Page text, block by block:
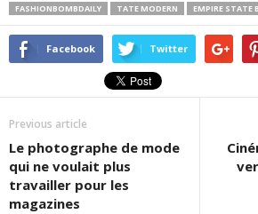
FASHIONBOMBDAILY
TATE MODERN EMPIRE STATE
Facebook Twitter
Previous article
Le photographe de mode
qui ne voulait plus
travailler pour les
magazines